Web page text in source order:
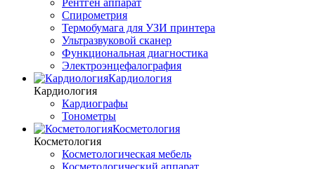
Рентген аппарат
Спирометрия
Термобумага для УЗИ принтера
Ультразвуковой сканер
Функциональная диагностика
Электроэнцефалография
Кардиология
Кардиология
Кардиографы
Тонометры
Косметология
Косметология
Косметологическая мебель
Косметологический аппарат